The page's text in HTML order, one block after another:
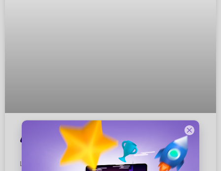
🎮 Videojuegos Legendarios
Los videojuegos han evolucionado desde simples píxeles